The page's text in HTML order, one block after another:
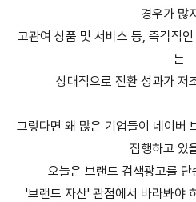
경우가 많
고관여 상품 및 서비스 등, 즉각적
는
상대적으로 전환 성과가 저
그렇다면 왜 많은 기업들이 네이버
집행하고 있
오늘은 브랜드 검색광고를 단
'브랜드 자산' 관점에서 바라봐야